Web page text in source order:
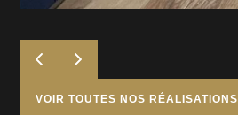
VOIR TOUTES NOS RÉALISATIONS